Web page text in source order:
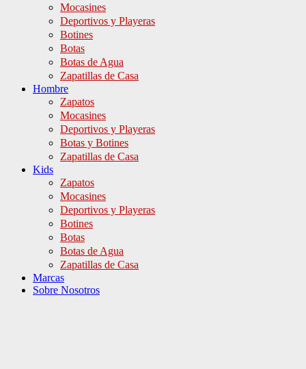
Mocasines
Deportivos y Playeras
Botines
Botas
Botas de Agua
Zapatillas de Casa
Hombre
Zapatos
Mocasines
Deportivos y Playeras
Botas y Botines
Zapatillas de Casa
Kids
Zapatos
Mocasines
Deportivos y Playeras
Botines
Botas
Botas de Agua
Zapatillas de Casa
Marcas
Sobre Nosotros